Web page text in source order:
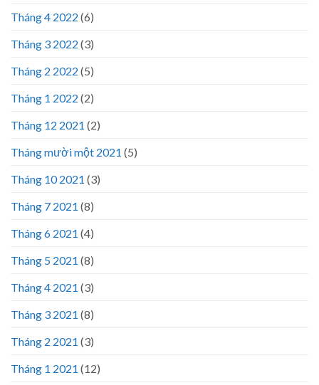
Tháng 4 2022 (6)
Tháng 3 2022 (3)
Tháng 2 2022 (5)
Tháng 1 2022 (2)
Tháng 12 2021 (2)
Tháng mười một 2021 (5)
Tháng 10 2021 (3)
Tháng 7 2021 (8)
Tháng 6 2021 (4)
Tháng 5 2021 (8)
Tháng 4 2021 (3)
Tháng 3 2021 (8)
Tháng 2 2021 (3)
Tháng 1 2021 (12)